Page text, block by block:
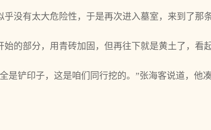
没有太大危险性，于是再次进入墓室，来到了那
的部分，用青砖加固，但再往下就是黄土了，看
是铲印子，这是咱们同行挖的。”张海客说道，他